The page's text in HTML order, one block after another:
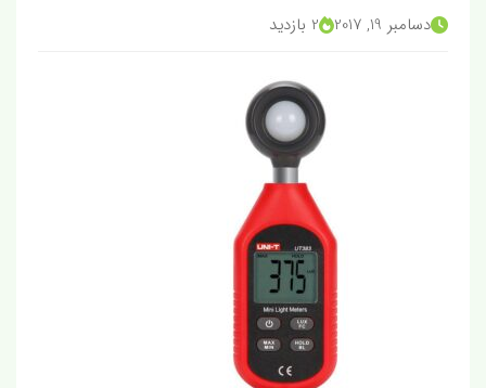
دسامبر 19, 2017 2 بازدید